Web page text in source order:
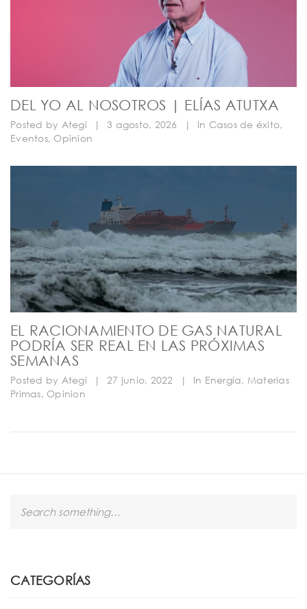
DEL YO AL NOSOTROS | ELÍAS ATUTXA
Posted by Ategi | 3 agosto, 2026 | In Casos de éxito,
Eventos, Opinion
EL RACIONAMIENTO DE GAS NATURAL
PODRÍA SER REAL EN LAS PRÓXIMAS
SEMANAS
Posted by Ategi | 27 junio, 2022 | In Energía, Materias
Primas, Opinion
h
CATEGORÍAS